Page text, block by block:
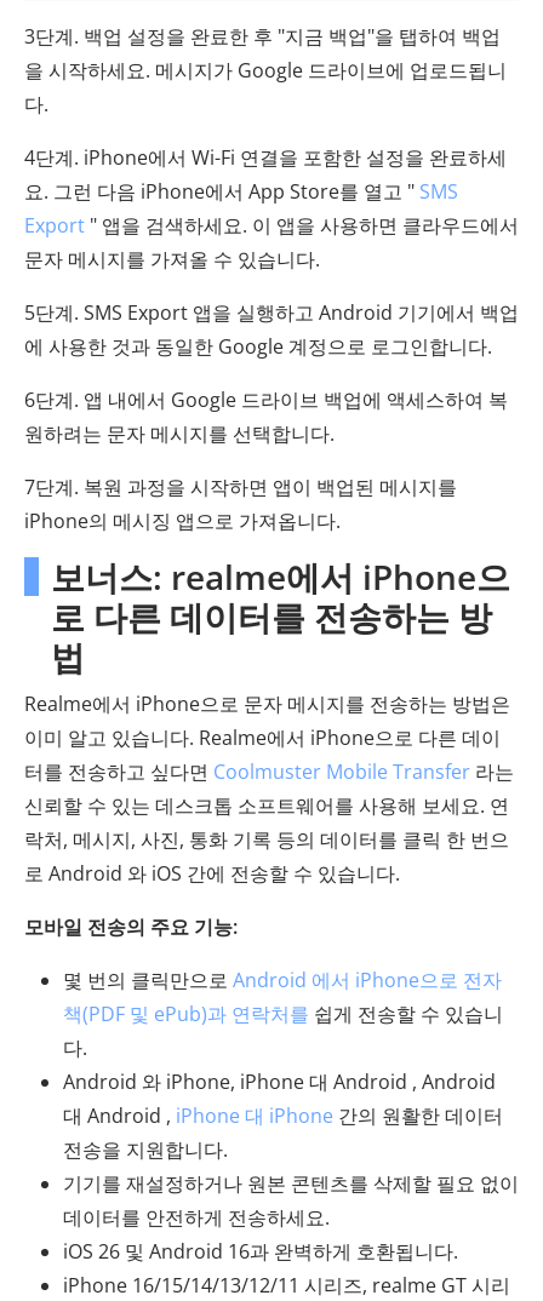
3단계. 백업 설정을 완료한 후 "지금 백업"을 탭하여 백업
을 시작하세요. 메시지가 Google 드라이브에 업로드됩니
다.
4단계. iPhone에서 Wi-Fi 연결을 포함한 설정을 완료하세
요. 그런 다음 iPhone에서 App Store를 열고 " SMS
Export " 앱을 검색하세요. 이 앱을 사용하면 클라우드에서
문자 메시지를 가져올 수 있습니다.
5단계. SMS Export 앱을 실행하고 Android 기기에서 백업
에 사용한 것과 동일한 Google 계정으로 로그인합니다.
6단계. 앱 내에서 Google 드라이브 백업에 액세스하여 복
원하려는 문자 메시지를 선택합니다.
7단계. 복원 과정을 시작하면 앱이 백업된 메시지를
iPhone의 메시징 앱으로 가져옵니다.
보너스: realme에서 iPhone으
로 다른 데이터를 전송하는 방
법
Realme에서 iPhone으로 문자 메시지를 전송하는 방법은
이미 알고 있습니다. Realme에서 iPhone으로 다른 데이
터를 전송하고 싶다면 Coolmuster Mobile Transfer 라는
신뢰할 수 있는 데스크톱 소프트웨어를 사용해 보세요. 연
락처, 메시지, 사진, 통화 기록 등의 데이터를 클릭 한 번으
로 Android 와 iOS 간에 전송할 수 있습니다.
모바일 전송의 주요 기능:
몇 번의 클릭만으로 Android 에서 iPhone으로 전자
책(PDF 및 ePub)과 연락처를 쉽게 전송할 수 있습니
다.
Android 와 iPhone, iPhone 대 Android , Android
대 Android , iPhone 대 iPhone 간의 원활한 데이터
전송을 지원합니다.
기기를 재설정하거나 원본 콘텐츠를 삭제할 필요 없이
데이터를 안전하게 전송하세요.
iOS 26 및 Android 16과 완벽하게 호환됩니다.
iPhone 16/15/14/13/12/11 시리즈, realme GT 시리